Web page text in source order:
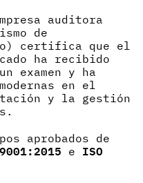
auditora
de
certifica que el
ha recibido
examen y ha
en el
y la gestión
aprobados de
e ISO